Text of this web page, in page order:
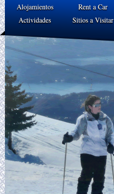
Alojamientos
Rent a Car
Actividades
Sitios a Visitar